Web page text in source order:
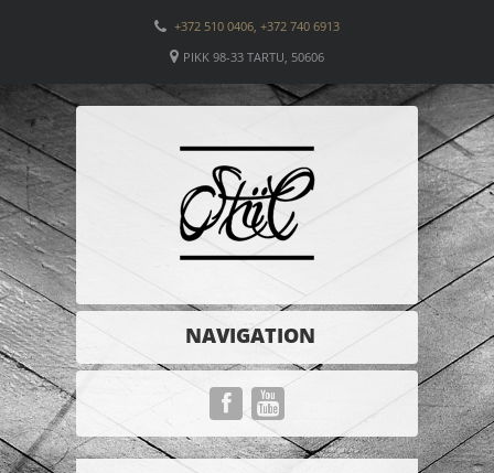
+372 510 0406, +372 740 6913
PIKK 98-33 TARTU, 50606
NAVIGATION